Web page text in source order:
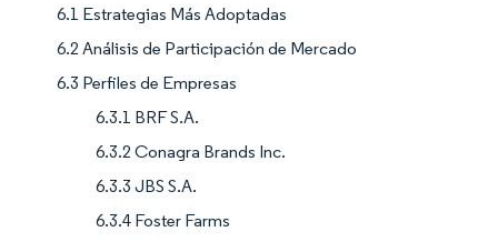
6.1 Estrategias Más Adoptadas
6.2 Análisis de Participación de Mercado
6.3 Perfiles de Empresas
6.3.1 BRF S.A.
6.3.2 Conagra Brands Inc.
6.3.3 JBS S.A.
6.3.4 Foster Farms